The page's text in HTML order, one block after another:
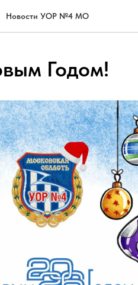
Новости УОР №4 МО
Годом!